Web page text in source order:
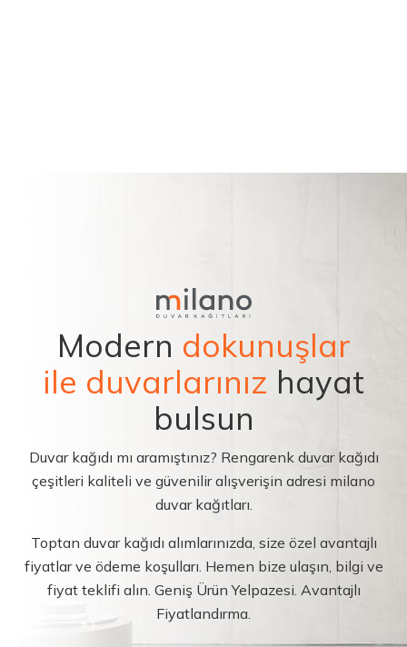
Modern dokunuşlar
ile duvarlarınız hayat
bulsun
Duvar kağıdı mı aramıştınız? Rengarenk duvar kağıdı
çeşitleri kaliteli ve güvenilir alışverişin adresi milano
duvar kağıtları.
Toptan duvar kağıdı alımlarınızda, size özel avantajlı
fiyatlar ve ödeme koşulları. Hemen bize ulaşın, bilgi ve
fiyat teklifi alın. Geniş Ürün Yelpazesi. Avantajlı
Fiyatlandırma.